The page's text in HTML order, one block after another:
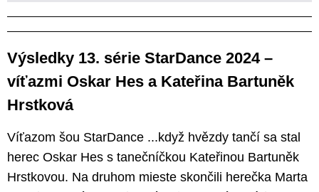
Výsledky 13. série StarDance 2024 –
víťazmi Oskar Hes a Kateřina Bartuněk
Hrstková
Víťazom šou StarDance ...když hvězdy tančí sa stal
herec Oskar Hes s tanečníčkou Kateřinou Bartuněk
Hrstkovou. Na druhom mieste skončili herečka Marta